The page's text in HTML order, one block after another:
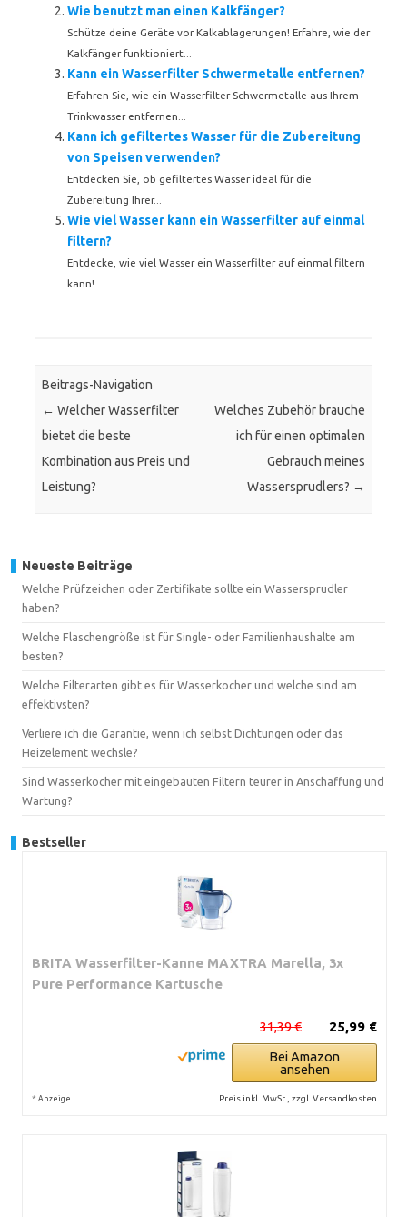
Wie benutzt man einen Kalkfänger?
Schütze deine Geräte vor Kalkablagerungen! Erfahre, wie der
Kalkfänger funktioniert...
Kann ein Wasserfilter Schwermetalle entfernen?
Erfahren Sie, wie ein Wasserfilter Schwermetalle aus Ihrem
Trinkwasser entfernen...
Kann ich gefiltertes Wasser für die Zubereitung
von Speisen verwenden?
Entdecken Sie, ob gefiltertes Wasser ideal für die
Zubereitung Ihrer...
Wie viel Wasser kann ein Wasserfilter auf einmal
filtern?
Entdecke, wie viel Wasser ein Wasserfilter auf einmal filtern
kann!...
Beitrags-Navigation
← Welcher Wasserfilter
bietet die beste
Kombination aus Preis und
Leistung?
Welches Zubehör brauche
ich für einen optimalen
Gebrauch meines
Wassersprudlers? →
Neueste Beiträge
Welche Prüfzeichen oder Zertifikate sollte ein Wassersprudler
haben?
Welche Flaschengröße ist für Single- oder Familienhaushalte am
besten?
Welche Filterarten gibt es für Wasserkocher und welche sind am
effektivsten?
Verliere ich die Garantie, wenn ich selbst Dichtungen oder das
Heizelement wechsle?
Sind Wasserkocher mit eingebauten Filtern teurer in Anschaffung und
Wartung?
Bestseller
BRITA Wasserfilter-Kanne MAXTRA Marella, 3x
Pure Performance Kartusche
25,99 €
31,39 €
Bei Amazon
ansehen
* Anzeige Preis inkl. MwSt., zzgl. Versandkosten